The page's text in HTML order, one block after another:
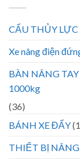
CẨU THỦY
Xe nâng điện
BÀN NÂNG
1000kg
(36)
BÁNH XE ĐẨY
THIẾT BỊ